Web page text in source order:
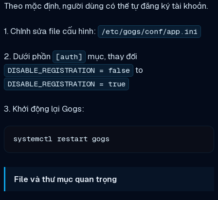
Theo mặc định, người dùng có thể tự đăng ký tài khoản.
1. Chỉnh sửa file cấu hình: /etc/gogs/conf/app.ini
2. Dưới phần [auth] mục, thay đổi
DISABLE_REGISTRATION = false to
DISABLE_REGISTRATION = true
3. Khởi động lại Gogs:
File và thư mục quan trọng